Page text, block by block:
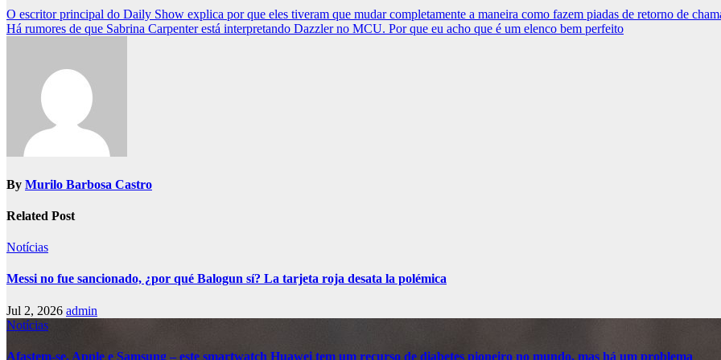
Post
navigation
O escritor principal do Daily Show explica por que eles tiveram que mudar completamente a maneira como fazem piadas de retorno de
Há rumores de que Sabrina Carpenter está interpretando Dazzler no MCU. Por que eu acho que é um elenco bem perfeito
By Murilo Barbosa Castro
Related Post
Notícias
Messi no fue sancionado, ¿por qué Balogun sí? La tarjeta roja desata la polémica
Jul 2, 2026 admin
Notícias
Afastem-se, Apple e Samsung – este smartwatch Huawei tem um recurso de diabetes pioneiro no mundo, mas há um problema